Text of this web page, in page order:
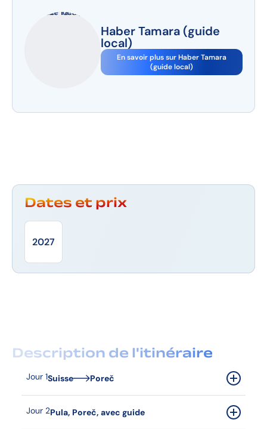
Haber Tamara (guide
local)
En savoir plus sur Haber Tamara
(guide local)
Dates et prix
2027
Description de l'itinéraire
Jour 1Suisse Poreč
Départ en direction du Grand-Saint-Bernard,
Milan.
Jour 2Pula, Poreč, avec guide